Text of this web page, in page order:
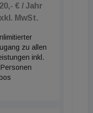
mittlere
Modernisierung
so der CEO.
attraktiv sollen
Vorstand schlägt
von 1,10
€ / Jahr
MwSt.
zu allen
inkl.